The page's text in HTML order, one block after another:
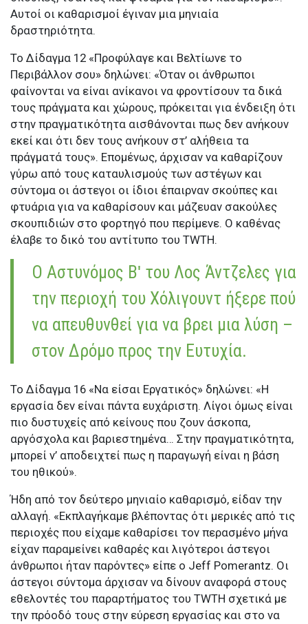
Αυτοί οι καθαρισμοί έγιναν μια μηνιαία
δραστηριότητα.
Το Δίδαγμα 12 «Προφύλαγε και Βελτίωνε το
Περιβάλλον σου» δηλώνει: «Όταν οι άνθρωποι
φαίνονται να είναι ανίκανοι να φροντίσουν τα δικά
τους πράγματα και χώρους, πρόκειται για ένδειξη ότι
στην πραγματικότητα αισθάνονται πως δεν ανήκουν
εκεί και ότι δεν τους ανήκουν στ’ αλήθεια τα
πράγματά τους». Επομένως, άρχισαν να καθαρίζουν
γύρω από τους καταυλισμούς των αστέγων και
σύντομα οι άστεγοι οι ίδιοι έπαιρναν σκούπες και
φτυάρια για να καθαρίσουν και μάζευαν σακούλες
σκουπιδιών στο φορτηγό που περίμενε. Ο καθένας
έλαβε το δικό του αντίτυπο του TWTH.
Ο Αστυνόμος Βʹ του Λος Άντζελες για
την περιοχή του Χόλιγουντ ήξερε πού
να απευθυνθεί για να βρει μια λύση –
στον Δρόμο προς την Ευτυχία.
Το Δίδαγμα 16 «Να είσαι Εργατικός» δηλώνει: «Η
εργασία δεν είναι πάντα ευχάριστη. Λίγοι όμως είναι
πιο δυστυχείς από κείνους που ζουν άσκοπα,
αργόσχολα και βαριεστημένα… Στην πραγματικότητα,
μπορεί ν’ αποδειχτεί πως η παραγωγή είναι η βάση
του ηθικού».
Ήδη από τον δεύτερο μηνιαίο καθαρισμό, είδαν την
αλλαγή. «Εκπλαγήκαμε βλέποντας ότι μερικές από τις
περιοχές που είχαμε καθαρίσει τον περασμένο μήνα
είχαν παραμείνει καθαρές και λιγότεροι άστεγοι
άνθρωποι ήταν παρόντες» είπε ο Jeff Pomerantz. Οι
άστεγοι σύντομα άρχισαν να δίνουν αναφορά στους
εθελοντές του παραρτήματος του TWTH σχετικά με
την πρόοδό τους στην εύρεση εργασίας και στο να